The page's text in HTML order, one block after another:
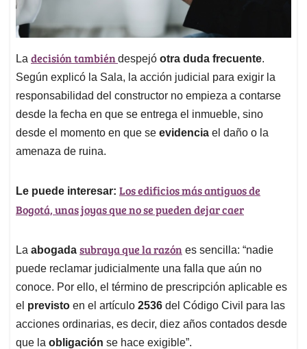
La decisión también despejó otra duda frecuente.
Según explicó la Sala, la acción judicial para exigir la
responsabilidad del constructor no empieza a contarse
desde la fecha en que se entrega el inmueble, sino
desde el momento en que se evidencia el daño o la
amenaza de ruina.
Le puede interesar: Los edificios más antiguos de
Bogotá, unas joyas que no se pueden dejar caer
La abogada subraya que la razón es sencilla: “nadie
puede reclamar judicialmente una falla que aún no
conoce. Por ello, el término de prescripción aplicable es
el previsto en el artículo 2536 del Código Civil para las
acciones ordinarias, es decir, diez años contados desde
que la obligación se hace exigible”.